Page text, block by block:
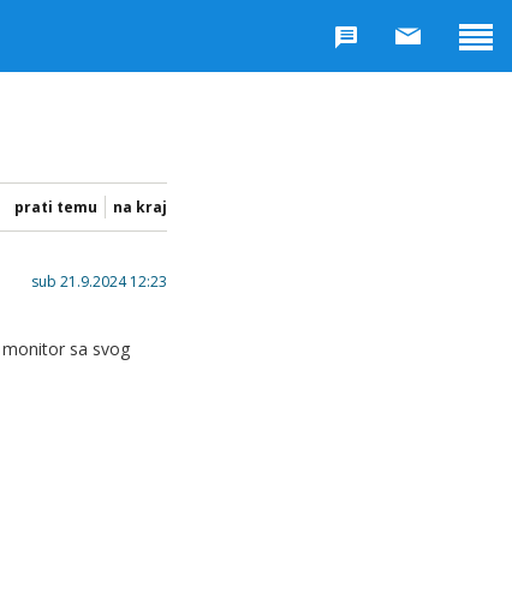
prati temu na kraj
sub 21.9.2024 12:23
monitor sa svog